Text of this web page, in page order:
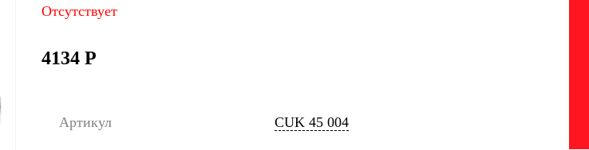
Отсутствует
4134 Р
Артикул CUK 45 004